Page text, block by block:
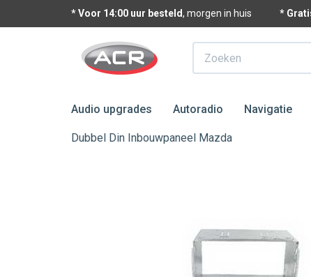
* Voor 14:00 uur besteld, morgen in huis *
Zoeken
Audio upgrades Autoradio Navigatie
Dubbel Din Inbouwpaneel Mazda